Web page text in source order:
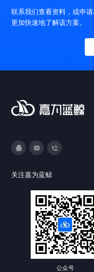
联系我们查看资料，或申
更加快速地了解该方案。
关注嘉为蓝鲸
公众号